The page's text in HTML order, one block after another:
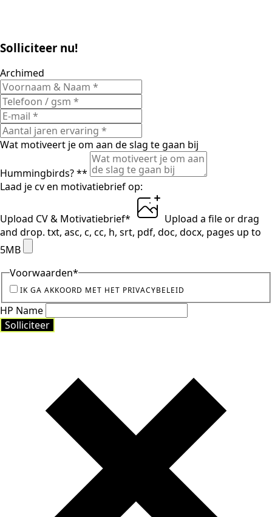
Solliciteer nu!
Archimed
Wat motiveert je om aan de slag te gaan bij
Hummingbirds? **
Laad je cv en motivatiebrief op:
Upload CV & Motivatiebrief* Upload a fileor drag
and drop. txt, asc, c, cc, h, srt, pdf, doc, docx, pages up to
5MB
Voorwaarden*
IK GA AKKOORD MET HET PRIVACYBELEID
HP Name
Solliciteer